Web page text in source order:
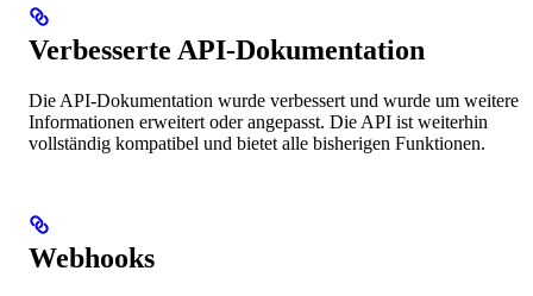
Verbesserte API-Dokumentation
Die API-Dokumentation wurde verbessert und wurde um weitere
Informationen erweitert oder angepasst. Die API ist weiterhin
vollständig kompatibel und bietet alle bisherigen Funktionen.
Webhooks